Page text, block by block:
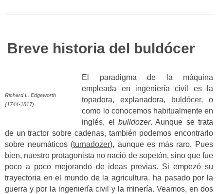
Breve historia del buldócer
Richard L. Edgeworth
(1744-1817)
El paradigma de la máquina
empleada en ingeniería civil es la
topadora, explanadora,
buldócer, o
como lo conocemos habitualmente en
inglés, elbulldozer. Aunque se trata
de un tractor sobre cadenas, también podemos encontrarlo
sobre neumáticos (turnadozer), aunque es más raro. Pues
bien, nuestro protagonista no nació de sopetón, sino que fue
poco a poco mejorando de ideas previas. Si empezó su
trayectoria en el mundo de la agricultura, ha pasado por la
guerra y por la ingeniería civil y la minería. Veamos, en dos